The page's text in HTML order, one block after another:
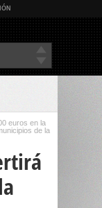
euros en la
de la